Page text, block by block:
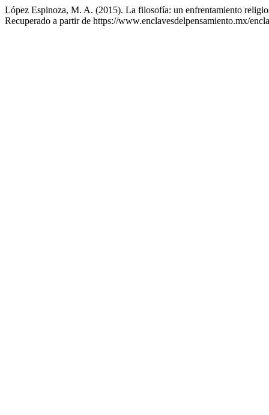
López Espinoza, M. A. (2015). La filosofía: un enfrentamiento
Recuperado a partir de https://www.enclavesdelpensamiento.mx/